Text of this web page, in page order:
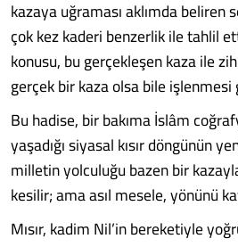
kazaya uğraması aklımda beliren
çok kez kaderi benzerlik ile tahlil
konusu, bu gerçekleşen kaza ile
gerçek bir kaza olsa bile işlenmesi
Bu hadise, bir bakıma İslâm
yaşadığı siyasal kısır döngünün
milletin yolculuğu bazen bir
kesilir; ama asıl mesele, yönünü
Mısır, kadim Nil’in bereketiyle